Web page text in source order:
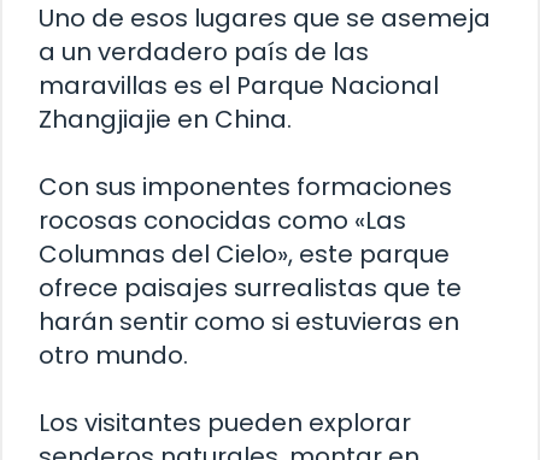
Uno de esos lugares que se asemeja
a un verdadero país de las
maravillas es el Parque Nacional
Zhangjiajie en China.
Con sus imponentes formaciones
rocosas conocidas como «Las
Columnas del Cielo», este parque
ofrece paisajes surrealistas que te
harán sentir como si estuvieras en
otro mundo.
Los visitantes pueden explorar